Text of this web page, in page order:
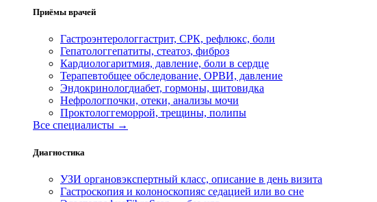
Приёмы врачей
Гастроэнтерологгастрит, СРК, рефлюкс, боли
Гепатологгепатиты, стеатоз, фиброз
Кардиологаритмия, давление, боли в сердце
Терапевтобщее обследование, ОРВИ, давление
Эндокринологдиабет, гормоны, щитовидка
Нефрологпочки, отеки, анализы мочи
Проктологгеморрой, трещины, полипы
Все специалисты →
Диагностика
УЗИ органовэкспертный класс, описание в день визита
Гастроскопия и колоноскопияс седацией или во сне